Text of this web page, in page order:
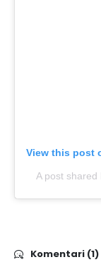
View this post
A post shared
Komentari (1)